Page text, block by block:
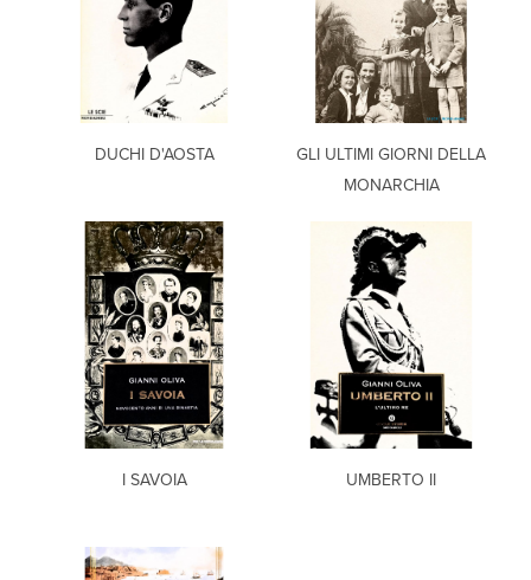
DUCHI D'AOSTA
GLI ULTIMI GIORNI DELLA
MONARCHIA
I SAVOIA UMBERTO II